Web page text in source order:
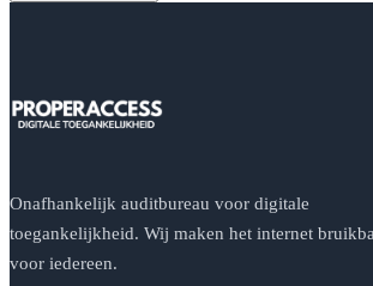
Onafhankelijk auditbureau voor digitale
toegankelijkheid. Wij maken het internet
voor iedereen.